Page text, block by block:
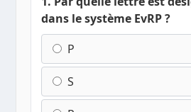
dans le système EvRP ?
P
S